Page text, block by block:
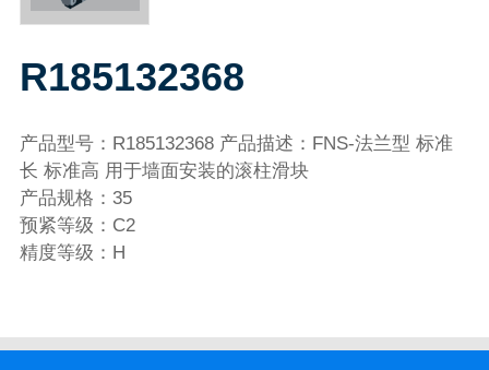
R185132368
产品型号：R185132368 产品描述：FNS-法兰型 标准
长 标准高 用于墙面安装的滚柱滑块
产品规格：35
预紧等级：C2
精度等级：H